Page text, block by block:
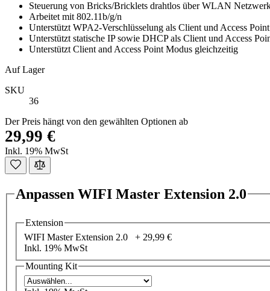
Steuerung von Bricks/Bricklets drahtlos über WLAN
Arbeitet mit 802.11b/g/n
Unterstützt WPA2-Verschlüsselung als Client und Access Point
Unterstützt statische IP sowie DHCP als Client und Access
Unterstützt Client and Access Point Modus gleichzeitig
Auf Lager
SKU
36
Der Preis hängt von den gewählten Optionen ab
29,99 €
Inkl. 19% MwSt
Anpassen WIFI Master Extension 2.0
Extension
WIFI Master Extension 2.0 + 29,99 €
Inkl. 19% MwSt
Mounting Kit